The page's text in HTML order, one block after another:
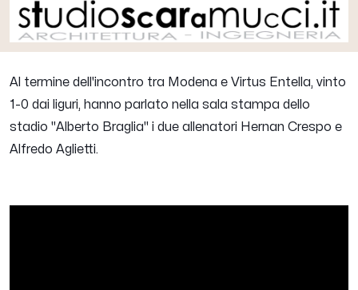
Al termine dell'incontro tra Modena e Virtus Entella, vinto
1-0 dai liguri, hanno parlato nella sala stampa dello
stadio "Alberto Braglia" i due allenatori Hernan Crespo e
Alfredo Aglietti.